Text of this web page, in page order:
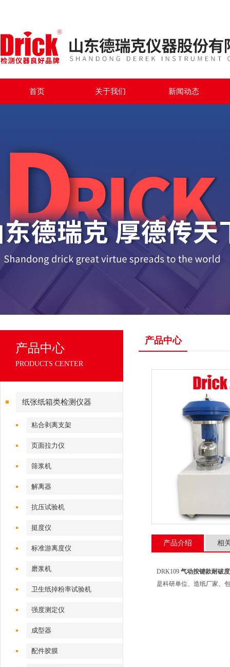
首页 关于我们 新闻动态
产品中心
PRODUCTS CENTER
纸张纸箱类检测仪器
粘合剥离支架
页面拉力仪
筛浆机
解离器
抗压试验机
挺度仪
标准游离度仪
磨浆机
卫生纸掉粉率试验机
强度测定仪
成型器
配件胶膜
产品中心
产品介绍 相
DRK109 气动按键款耐破
是科研单位、造纸厂家、